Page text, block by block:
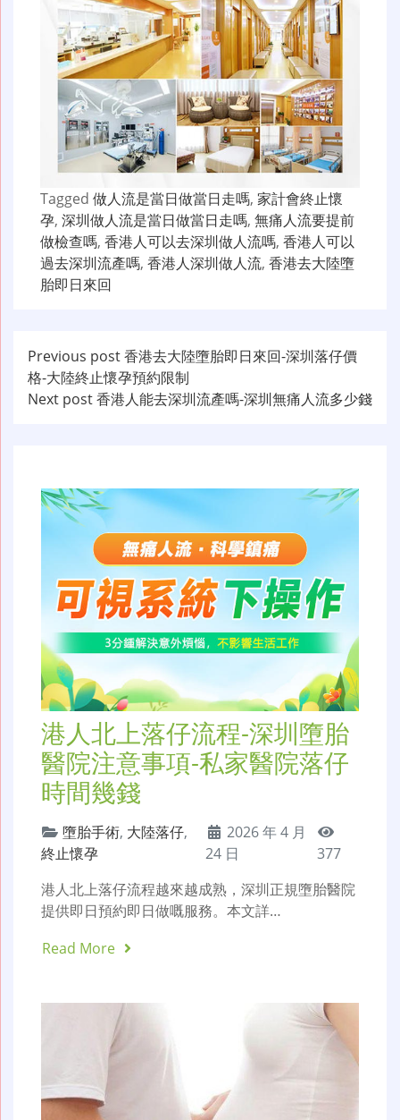
Tagged 做人流是當日做當日走嗎, 家計會終止懷
孕, 深圳做人流是當日做當日走嗎, 無痛人流要提前
做檢查嗎, 香港人可以去深圳做人流嗎, 香港人可以
過去深圳流產嗎, 香港人深圳做人流, 香港去大陸墮
胎即日來回
文
章
Previous post香港去大陸墮胎即日來回-深圳落仔價
格-大陸終止懷孕預約限制
Next post香港人能去深圳流產嗎-深圳無痛人流多少錢
港人北上落仔流程-深圳墮胎
醫院注意事項-私家醫院落仔
時間幾錢
墮胎手術, 大陸落仔,
終止懷孕
2026 年 4 月
24 日
377
港人北上落仔流程越來越成熟，深圳正規墮胎醫院
提供即日預約即日做嘅服務。本文詳…
Read More